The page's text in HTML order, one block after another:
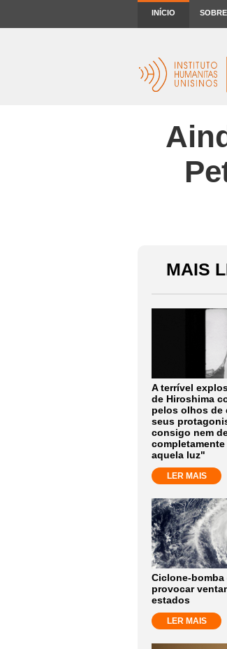
INÍCIO
MAIS
A terrível
de Hiroshima
pelos olhos de
seus
consigo nem
aquela luz"
LER MAIS
Ciclone-bomba
provocar
estados
LER MAIS